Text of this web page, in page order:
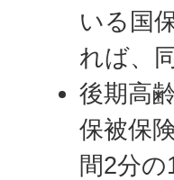
いる国
れば、
後期高
保被保
間2分